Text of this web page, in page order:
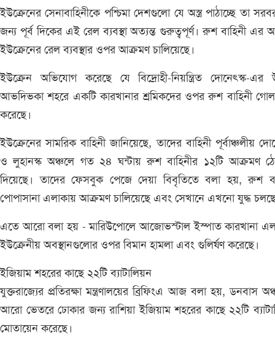
ইউক্রেনের সেনাবাহিনীকে পশ্চিমা দেশগুলো যে অস্ত্র পাঠাচ্ছে তা
জন্য পূর্ব দিকের এই রেল ব্যবস্থা অত্যন্ত গুরুত্বপূর্ণ। রুশ বাহিনী এর
ইউক্রেনের রেল ব্যবস্থার ওপর আক্রমণ চালিয়েছে।
ইউক্রেন অভিযোগ করেছে যে বিদ্রোহী-নিয়ন্ত্রিত দোনেৎস্ক-এর
আভদিভকা শহরে একটি কারখানার শ্রমিকদের ওপর রুশ বাহিনী
করেছে।
ইউক্রেনের সামরিক বাহিনী জানিয়েছে, তাদের বাহিনী পূর্বাঞ্চলীয়
ও লুহানস্ক অঞ্চলে গত ২৪ ঘন্টায় রুশ বাহিনীর ১২টি আক্রমণ
দিয়েছে। তাদের ফেসবুক পেজে দেয়া বিবৃতিতে বলা হয়, রুশ
পোপাসানা এলাকায় আক্রমণ চালিয়েছে এবং সেখানে এখনো যুদ্ধ
এতে আরো বলা হয় - মারিউপোলে আজোভস্টাল ইস্পাত কারখানা
ইউক্রেনীয় অবস্থানগুলোর ওপর বিমান হামলা এবং গুলির্ষণ করেছে।
ইজিয়াম শহরের কাছে ২২টি ব্যাটালিয়ন
যুক্তরাজ্যের প্রতিরক্ষা মন্ত্রণালয়ের ব্রিফিংএ আজ বলা হয়, ডনবাস
আরো ভেতরে ঢোকার জন্য রাশিয়া ইজিয়াম শহরের কাছে ২২টি
মোতায়েন করেছে।